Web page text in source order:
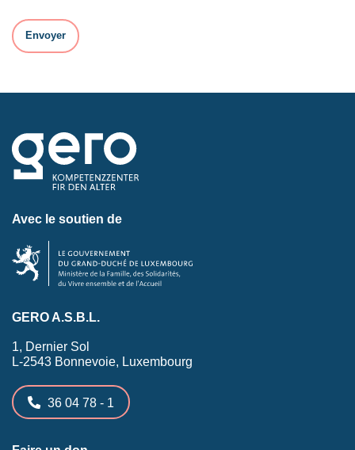
Avec le soutien de
GERO A.S.B.L.
1, Dernier Sol
L-2543 Bonnevoie, Luxembourg
36 04 78 - 1